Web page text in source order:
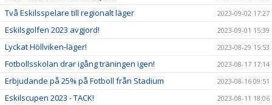
Två Eskilsspelare till regionalt läger 2023-09-02 17:27
Eskilsgolfen 2023 avgjord! 2023-09-01 15:39
Lyckat Höllviken-läger! 2023-08-29 15:53
Fotbollsskolan drar igång träningen igen! 2023-08-17 17:14
Erbjudande på 25% på Fotboll från Stadium 2023-08-16 09:51
Eskilscupen 2023 - TACK! 2023-08-11 18:06